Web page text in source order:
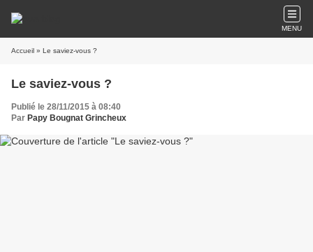
MENU
Accueil » Le saviez-vous ?
Le saviez-vous ?
Publié le 28/11/2015 à 08:40
Par Papy Bougnat Grincheux